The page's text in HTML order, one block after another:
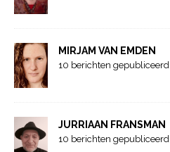
MIRJAM VAN EMDEN
10 berichten gepubliceerd
JURRIAAN FRANSMAN
10 berichten gepubliceerd